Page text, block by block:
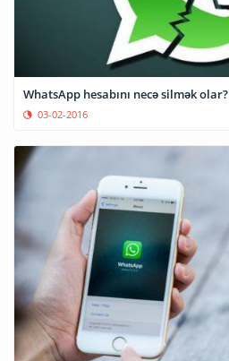
WhatsApp hesabını necə silmək olar?
03-02-2016